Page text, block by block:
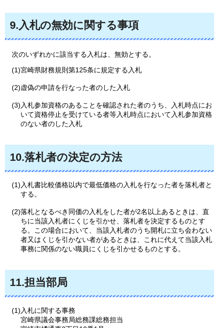
9.入札の無効に関する事項
次のいずれかに該当する入札は、無効とする。
(1)宮崎県財務規則第125条に規定する入札
(2)虚偽の申請を行なった者のした入札
(3)入札参加資格のあることを確認された者のうち、入札時点にお
いて資格停止を受けている者等入札時点において入札参加資格
のない者のした入札
10.落札者の決定の方法
(1)入札書比較価格以内で最低価格の入札を行なった者を落札者と
する。
(2)落札となるべき同価の入札をした者が2名以上あるときは、直
ちに当該入札者にくじを引かせ、落札者を決定するものとす
る。この場合において、当該入札者のうち開札に立ち会わない
者又はくじを引かない者があるときは、これに代えて当該入札
事務に関係のない職員にくじを引かせるものとする。
11.担当部局
(1)入札に関する事務
宮崎県議会事務局総務課総務担当